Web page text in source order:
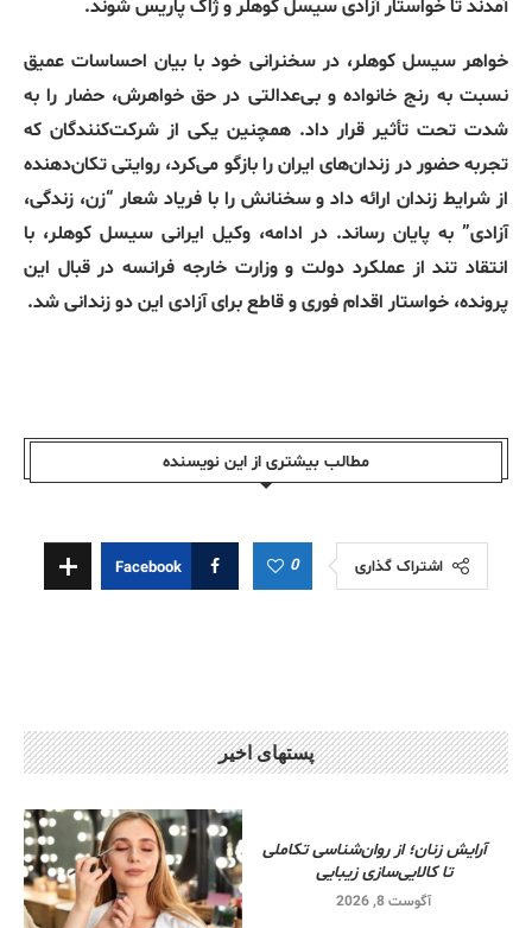
آمدند تا خواستار آزادی سیسل کوهلر و ژاک پاریس شوند.
خواهر سیسل کوهلر، در سخنرانی خود با بیان احساسات عمیق
نسبت به رنج خانواده و بی‌عدالتی در حق خواهرش، حضار را به
شدت تحت تأثیر قرار داد. همچنین یکی از شرکت‌کنندگان که
تجربه حضور در زندان‌های ایران را بازگو می‌کرد، روایتی تکان‌دهنده
از شرایط زندان ارائه داد و سخنانش را با فریاد شعار “زن، زندگی،
آزادی” به پایان رساند. در ادامه، وکیل ایرانی سیسل کوهلر، با
انتقاد تند از عملکرد دولت و وزارت خارجه فرانسه در قبال این
پرونده، خواستار اقدام فوری و قاطع برای آزادی این دو زندانی شد.
مطالب بیشتری از این نویسندە
اشتراک گذاری 0
Facebook
پستهای اخیر
آرایش زنان؛ از روان‌شناسی تکاملی
تا کالایی‌سازی زیبایی
آگوست 8, 2026